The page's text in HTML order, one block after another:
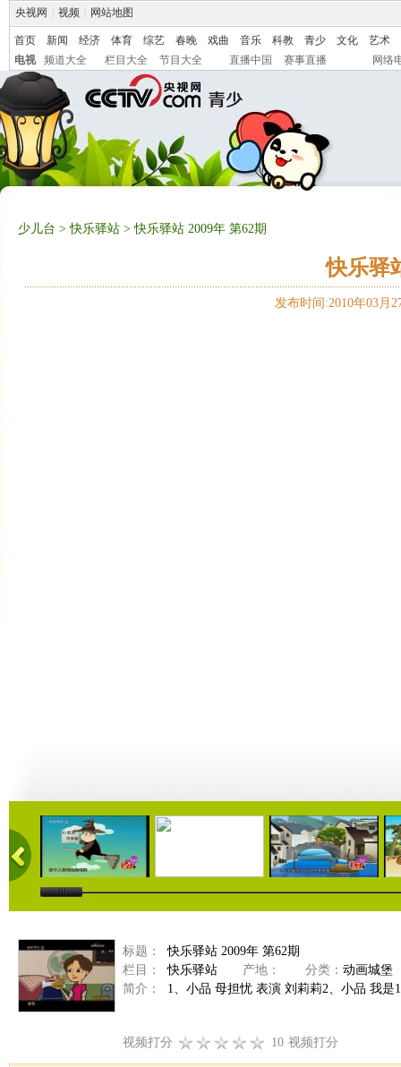
央视网 视频 网站地图
首页 新闻 经济 体育 综艺 春晚 戏曲 音乐 科教 青少 文化
艺术
电视
频道大全 栏目大全 节目大全 直播中国 赛事直播 网络
少儿台 >快乐驿站 > 快乐驿站 2009年 第62期
快乐驿
发布时间:2010年03月
04:53 04:41 08:25
标题：
快乐驿站 2009年 第62期
栏目：
快乐驿站 产地： 分类： 动画城堡
简介：
1、小品 母担忧 表演 刘莉莉2、小品 我
视频打分 10 视频打分